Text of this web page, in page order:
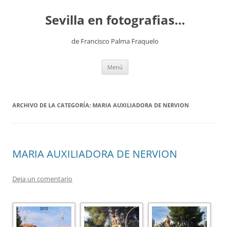
contenidoSevilla en fotografias…
de Francisco Palma Fraquelo
Menú
ARCHIVO DE LA CATEGORÍA: MARIA AUXILIADORA DE NERVION
MARIA AUXILIADORA DE NERVION
Deja un comentario